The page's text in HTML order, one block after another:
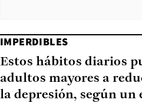
IMPERDIBLES
Estos hábitos diarios
adultos mayores a
la depresión, según un